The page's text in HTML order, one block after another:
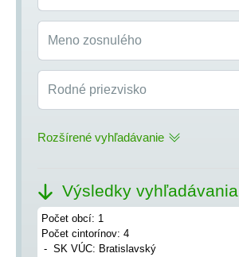
Meno zosnulého
Rodné priezvisko
Rozšírené vyhľadávanie
Výsledky vyhľadávania
Počet obcí: 1
Počet cintorínov: 4
SK VÚC: Bratislavský